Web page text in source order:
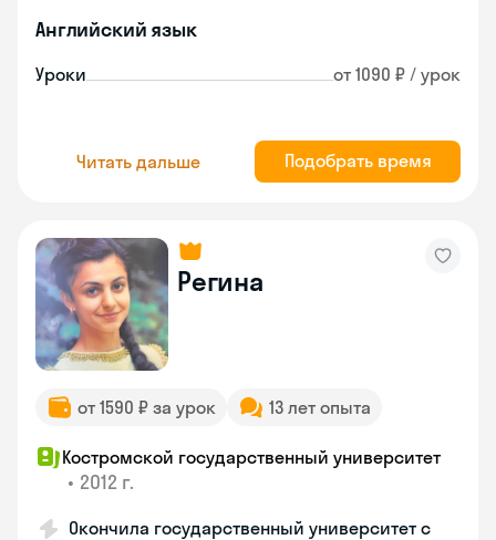
Английский язык
Уроки от 1090 ₽ / урок
Читать дальше Подобрать время
Регина
от 1590 ₽ за урок 13 лет опыта
Костромской государственный университет
• 2012 г.
Окончила государственный университет с